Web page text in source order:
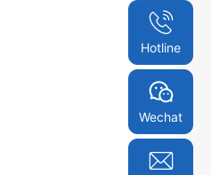
Hotline
Wechat